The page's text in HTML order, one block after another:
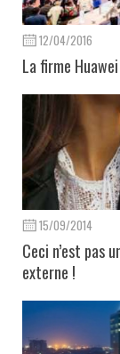
12/04/2016
La firme
15/09/2014
Ceci n’est pas
externe !